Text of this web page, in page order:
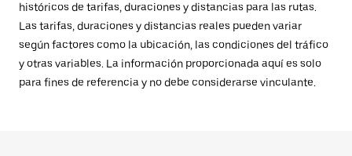
históricos de tarifas, duraciones y distancias para las rutas.
Las tarifas, duraciones y distancias reales pueden variar
según factores como la ubicación, las condiciones del tráfico
y otras variables. La información proporcionada aquí es solo
para fines de referencia y no debe considerarse vinculante.